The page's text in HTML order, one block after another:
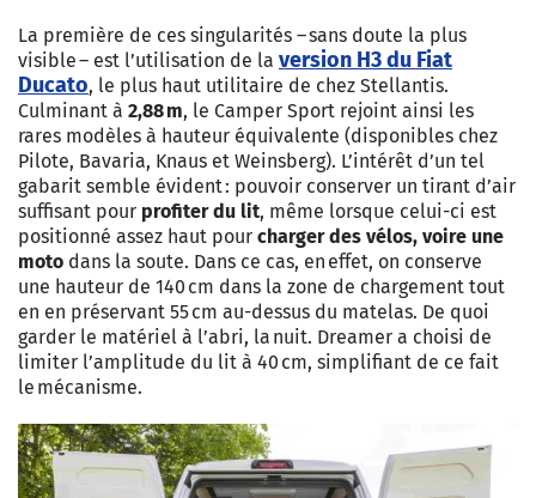
La première de ces singularités – sans doute la plus
visible – est l’utilisation de la version H3 du Fiat
Ducato, le plus haut utilitaire de chez Stellantis.
Culminant à 2,88 m, le Camper Sport rejoint ainsi les
rares modèles à hauteur équivalente (disponibles chez
Pilote, Bavaria, Knaus et Weinsberg). L’intérêt d’un tel
gabarit semble évident : pouvoir conserver un tirant d’air
suffisant pour profiter du lit, même lorsque celui-ci est
positionné assez haut pour charger des vélos, voire une
moto dans la soute. Dans ce cas, en effet, on conserve
une hauteur de 140 cm dans la zone de chargement tout
en en préservant 55 cm au-dessus du matelas. De quoi
garder le matériel à l’abri, la nuit. Dreamer a choisi de
limiter l’amplitude du lit à 40 cm, simplifiant de ce fait
le mécanisme.